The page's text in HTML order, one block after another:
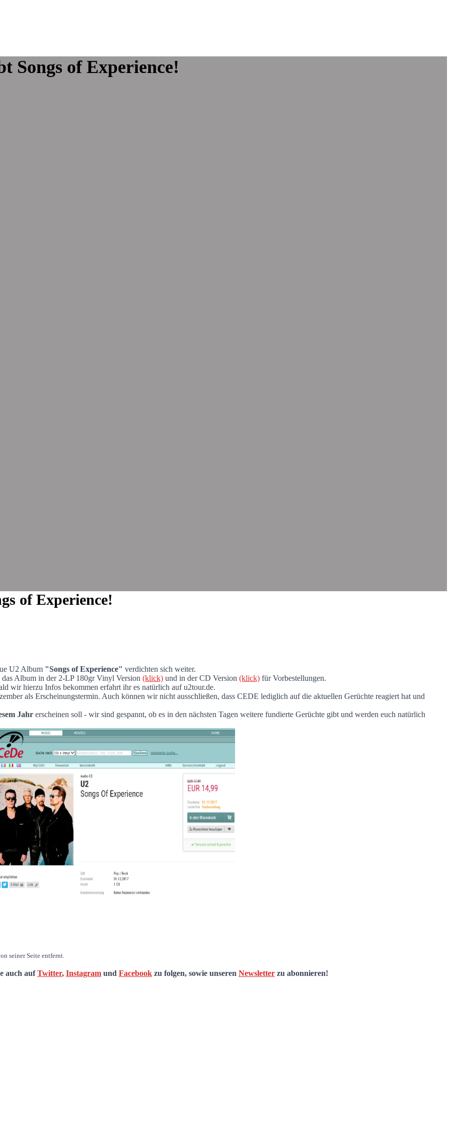
Songs of Experience!
of Experience!
U2 Album "Songs of Experience" verdichten sich weiter.
Album in der 2-LP 180gr Vinyl Version (klick) und in der CD Version (klick) für Vorbestellungen.
wir hierzu Infos bekommen erfahrt ihr es natürlich auf u2tour.de.
als Erscheinungstermin. Auch können wir nicht ausschließen, dass CEDE lediglich auf die aktuellen Gerüchte reagiert hat und
Jahr erscheinen soll - wir sind gespannt, ob es in den nächsten Tagen weitere fundierte Gerüchte gibt und werden euch natürlich
seiner Seite entfernt.
auch aufTwitter, Instagram und Facebook zu folgen, sowie unseren Newsletter zu abonnieren!